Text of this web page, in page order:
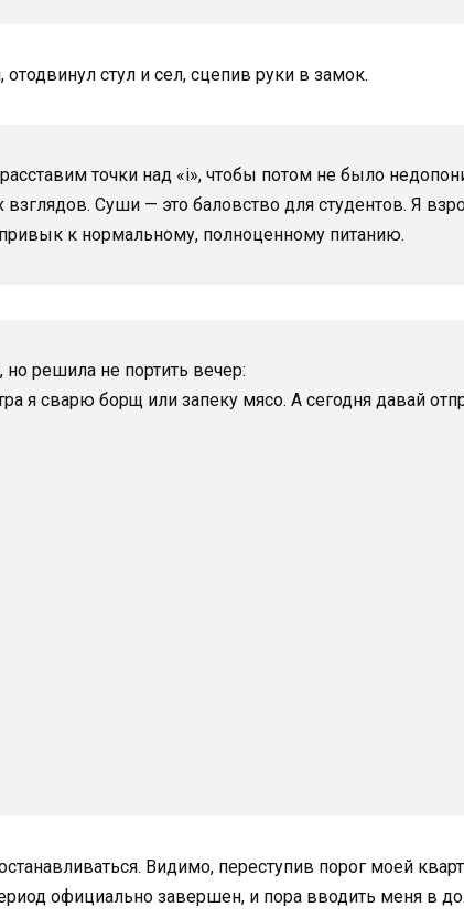
стул и сел, сцепив руки в замок.
точки над «i», чтобы потом не было
Суши — это баловство для студентов. Я
к нормальному, полноценному питанию.
но решила не портить вечер:
я сварю борщ или запеку мясо. А сегодня давай
Видимо, переступив порог моей
официально завершен, и пора вводить меня в